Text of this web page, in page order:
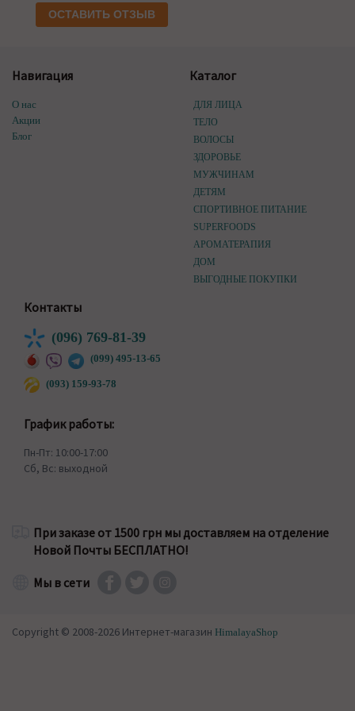
ОСТАВИТЬ ОТЗЫВ
Навигация
О нас
Акции
Блог
Каталог
ДЛЯ ЛИЦА
ТЕЛО
ВОЛОСЫ
ЗДОРОВЬЕ
МУЖЧИНАМ
ДЕТЯМ
СПОРТИВНОЕ ПИТАНИЕ
SUPERFOODS
АРОМАТЕРАПИЯ
ДОМ
ВЫГОДНЫЕ ПОКУПКИ
Контакты
(096) 769-81-39
(099) 495-13-65
(093) 159-93-78
График работы:
Пн-Пт: 10:00-17:00
Сб, Вс: выходной
При заказе от 1500 грн мы доставляем на отделение
Новой Почты БЕСПЛАТНО!
Мы в сети
Copyright © 2008-2026 Интернет-магазин HimalayaShop